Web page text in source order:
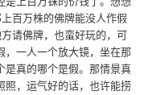
百万株的佛牌能没人作假
请佛牌，也蛮好玩的，可
，一人一个放大镜，坐在那
是真的哪个是假。那情景真
照，运气好的话，也许能捞